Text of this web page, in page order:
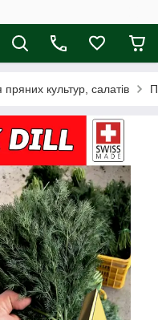
пряних культур, салатів